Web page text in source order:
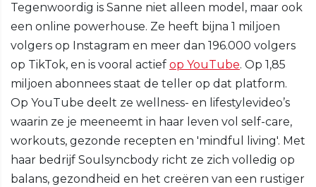
Tegenwoordig is Sanne niet alleen model, maar ook
een online powerhouse. Ze heeft bijna 1 miljoen
volgers op Instagram en meer dan 196.000 volgers
op TikTok, en is vooral actief op YouTube. Op 1,85
miljoen abonnees staat de teller op dat platform.
Op YouTube deelt ze wellness- en lifestylevideo’s
waarin ze je meeneemt in haar leven vol self-care,
workouts, gezonde recepten en 'mindful living'. Met
haar bedrijf Soulsyncbody richt ze zich volledig op
balans, gezondheid en het creëren van een rustiger